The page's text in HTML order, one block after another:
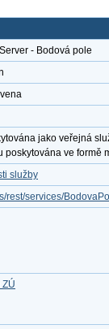
- Bodová pole
jako veřejná
poskytována ve formě
služby
rest/services/